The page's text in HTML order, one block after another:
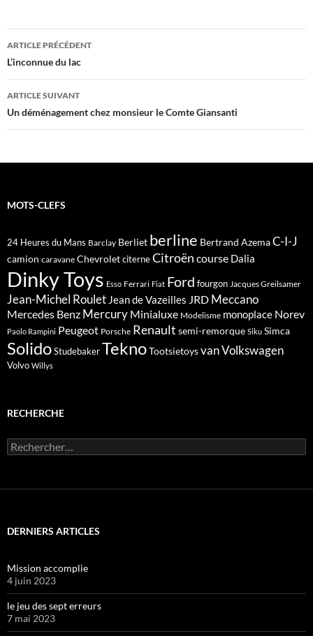
Navigation
des
articles
ARTICLE PRÉCÉDENT
L’inconnue du lac
ARTICLE SUIVANT
Un déménagement chez monsieur le Comte Giansanti
MOTS-CLEFS
24 Heures du Mans Barclay Berliet berline Bertrand AzemaC-I-J
camion caravane ChevroletciterneCitroën course Dalia
Dinky Toys Esso Ferrari Fiat Ford fourgon Jacques Greilsamer
Jean-Michel Roulet Jean de Vazeilles JRD Meccano
Mercedes Benz Mercury Minialuxe Modelisme monoplace Norev
Paolo Rampini Peugeot Porsche Renault semi-remorque Siku Simca
SolidoStudebakerTeknoTootsietoysvanVolkswagen
Volvo Willys
RECHERCHE
Rechercher :
DERNIERS ARTICLES
Mission accomplie
4 juin 2023
le jeu des sept erreurs
7 mai 2023